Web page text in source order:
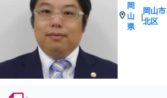
岡
山
県
|
岡山市
北区